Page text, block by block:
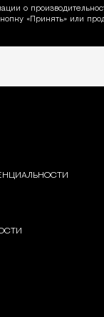
Cookie
о
«Принять» или